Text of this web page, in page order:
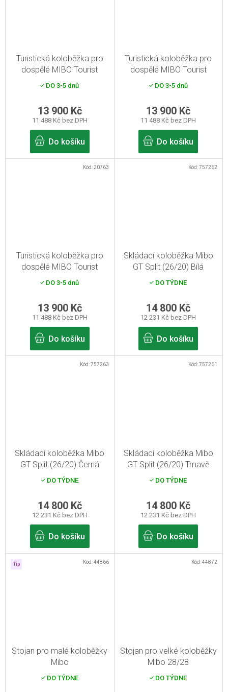
Turistická koloběžka pro
dospělé MIBO Tourist
28/28 modrá
DO 3-5 dnů
11 488 Kč bez DPH
13 900 Kč
Do košíku
Turistická koloběžka pro
dospělé MIBO Tourist
28/28 šedá
DO 3-5 dnů
11 488 Kč bez DPH
13 900 Kč
Do košíku
Turistická koloběžka pro
dospělé MIBO Tourist
28/28 Žlutá reflexní
DO 3-5 dnů
11 488 Kč bez DPH
13 900 Kč
Do košíku
Kód:20763
Skládací koloběžka Mibo
GT Split (26/20) Bílá
DO TÝDNE
12 231 Kč bez DPH
14 800 Kč
Do košíku
Kód:757262
Skládací koloběžka Mibo
GT Split (26/20) Černá
DO TÝDNE
12 231 Kč bez DPH
14 800 Kč
Do košíku
Kód: 757263
Skládací koloběžka Mibo
GT Split (26/20) Tmavě
tyrkysová
DO TÝDNE
12 231 Kč bez DPH
14 800 Kč
Do košíku
Kód: 757261
Tip
Stojan pro malé koloběžky
Mibo
DO TÝDNE
Kód:44866
Stojan pro velké koloběžky
Mibo 28/28
DO TÝDNE
Kód:44872